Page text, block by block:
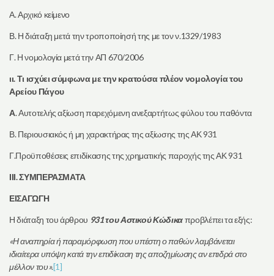
Α. Αρχικό κείμενο
Β. Η διάταξη μετά την τροποποίησή της με τον ν.1329/1983
Γ. Η νομολογία μετά την ΑΠ 670/2006
ιι. Τι ισχύει σύμφωνα με την κρατούσα πλέον νομολογία του
Αρείου Πάγου
Α. Αυτοτελής αξίωση παρεχόμενη ανεξαρτήτως φύλου του παθόντα
Β. Περιουσιακός ή μη χαρακτήρας της αξίωσης της ΑΚ 931
Γ.Προϋποθέσεις επιδίκασης της χρηματικής παροχής της ΑΚ 931
ΙΙΙ. ΣΥΜΠΕΡΑΣΜΑΤΑ
ΕΙΣΑΓΩΓΗ
Η διάταξη του άρθρου 931 του Αστικού Κώδικαπροβλέπει τα εξής:
«Η αναπηρία ή παραμόρφωση που υπέστη ο παθών λαμβάνεται
ιδιαίτερα υπόψη κατά την επιδίκαση της αποζημίωσης αν επιδρά στο
μέλλον του».[1]